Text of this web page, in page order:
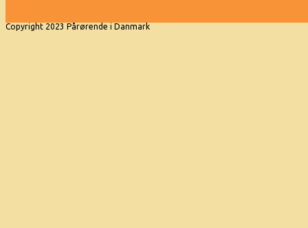
Copyright 2023 Pårørende i Danmark